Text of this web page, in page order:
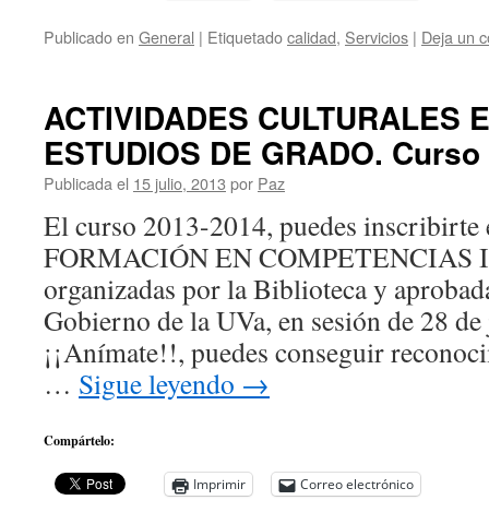
Publicado en General | Etiquetadocalidad, Servicios | Deja un
ACTIVIDADES CULTURALES
ESTUDIOS DE GRADO.
Publicada el 15 julio, 2013 por Paz
El curso 2013-2014, puedes inscribirte
FORMACIÓN EN COMPETENCIAS
organizadas por la Biblioteca y
Gobierno de la UVa, en sesión de 28
¡¡Anímate!!, puedes conseguir
… Sigue leyendo →
Compártelo:
Imprimir Correo electrónico